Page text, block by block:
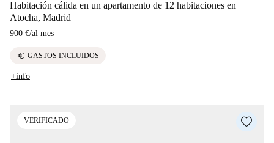
Habitación cálida en un apartamento de 12 habitaciones en
Atocha, Madrid
900 €/al mes
euro GASTOS INCLUIDOS
+info
VERIFICADO